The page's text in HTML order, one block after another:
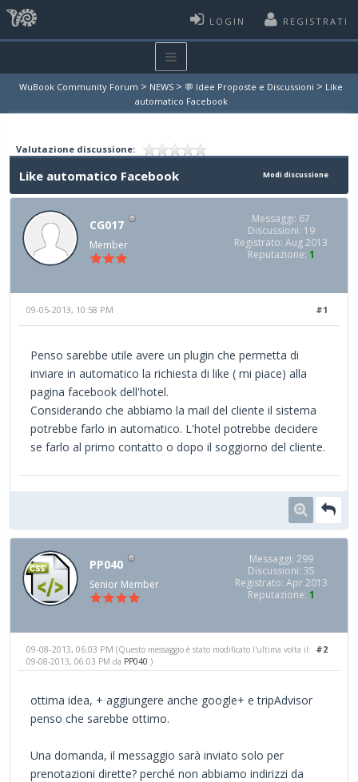
LOGIN REGISTRATI
WuBook Community Forum > NEWS > 💬 Idee Proposte e Discussioni > Like
automatico Facebook
Valutazione discussione:
Modi discussione
Like automatico Facebook
CG017
Member
Messaggi: 67
Discussioni: 19
Registrato: Aug 2013
Reputazione: 1
#1
09-05-2013, 10:58 PM
Penso sarebbe utile avere un plugin che permetta di
inviare in automatico la richiesta di like ( mi piace) alla
pagina facebook dell'hotel.
Considerando che abbiamo la mail del cliente il sistema
potrebbe farlo in automatico. L'hotel potrebbe decidere
se farlo al primo contatto o dopo il soggiorno del cliente.
PP040
Senior Member
Messaggi: 299
Discussioni: 35
Registrato: Apr 2013
Reputazione: 1
#2
09-08-2013, 06:03 PM (Questo messaggio è stato modificato l'ultima volta il:
09-08-2013, 06:03 PM da PP040.)
ottima idea, + aggiungere anche google+ e tripAdvisor
penso che sarebbe ottimo.
Una domanda, il messaggio sarà inviato solo per
prenotazioni dirette? perché non abbiamo indirizzi da